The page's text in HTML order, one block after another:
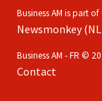
Business AM is part of
Newsmonkey
Business AM - FR ©
Contact